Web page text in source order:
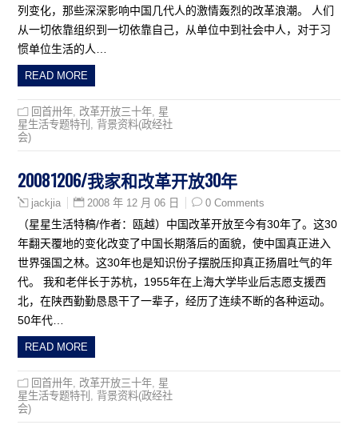
列变化，那些深深影响中国几代人的激情轰烈的改革浪潮。 人们
从一切依靠组织到一切依靠自己，从单位中到社会中人，对于习
惯单位生活的人…
READ MORE
回首卅年 改革开放三十年 星
星生活专题特刊
背景资料(政经社
会)
20081206/我家和改革开放30年
jackjia 2008 年 12 月 06 日 0 Comments
（星星生活特稿/作者：瓯越）中国改革开放至今有30年了。这30
年翻天覆地的变化改变了中国长期落后的面貌，使中国真正进入
世界强国之林。这30年也是知识份子摆脱压抑真正扬眉吐气的年
代。 我和老伴长于苏杭，1955年在上海大学毕业后志愿支援西
北，在陕西勤勤恳恳干了一辈子，经历了连续不断的各种运动。
50年代…
READ MORE
回首卅年 改革开放三十年 星
星生活专题特刊
背景资料(政经社
会)